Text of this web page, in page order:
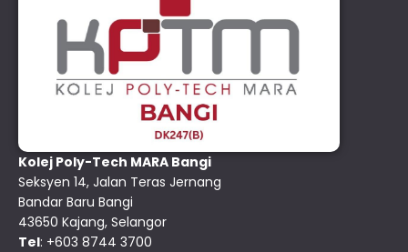
Kolej Poly-Tech MARA Bangi
Seksyen 14, Jalan Teras Jernang
Bandar Baru Bangi
43650 Kajang, Selangor
Tel: +603 8744 3700